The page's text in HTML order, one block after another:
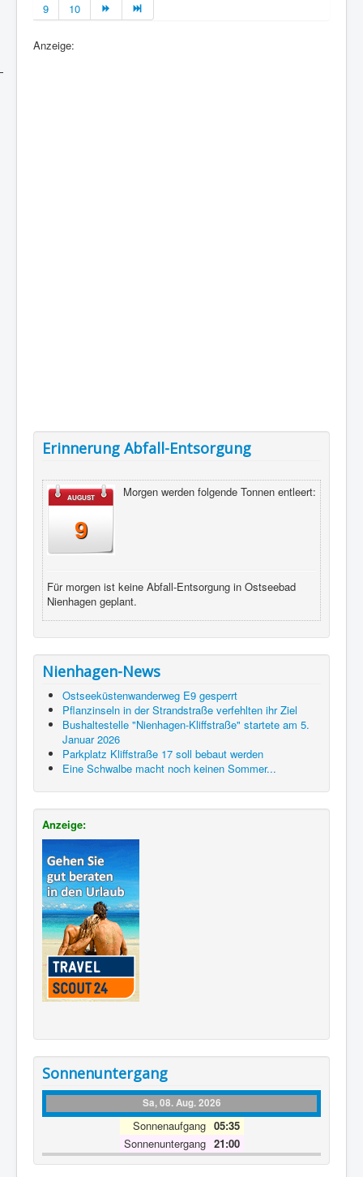
9 10
Anzeige:
Erinnerung Abfall-Entsorgung
AUGUST
9
Morgen werden folgende Tonnen entleert:
Für morgen ist keine Abfall-Entsorgung in Ostseebad
Nienhagen geplant.
Nienhagen-News
Ostseeküstenwanderweg E9 gesperrt
Pflanzinseln in der Strandstraße verfehlten ihr Ziel
Bushaltestelle "Nienhagen-Kliffstraße" startete am 5.
Januar 2026
Parkplatz Kliffstraße 17 soll bebaut werden
Eine Schwalbe macht noch keinen Sommer...
Anzeige:
Sonnenuntergang
Sa, 08. Aug. 2026
Sonnenaufgang 05:35
Sonnenuntergang 21:00